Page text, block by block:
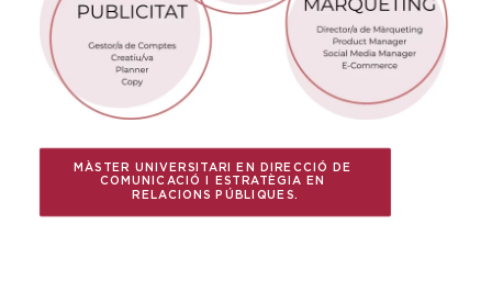
MÀSTER UNIVERSITARI EN DIRECCIÓ DE
COMUNICACIÓ I ESTRATÈGIA EN
RELACIONS PÚBLIQUES.